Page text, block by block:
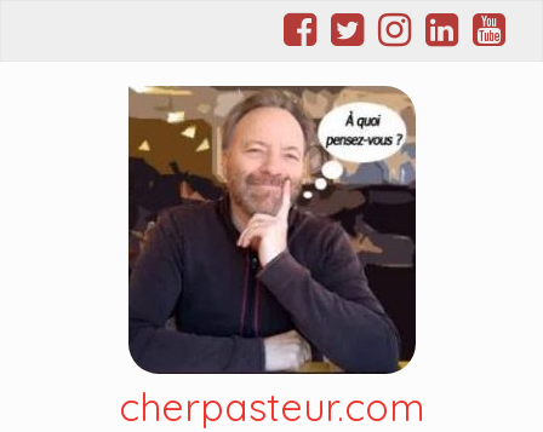
cherpasteur.com